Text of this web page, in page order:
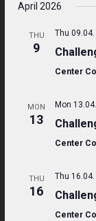
date.
April 2026
THU
9
Thu 09.04.
Center
MON
13
Mon
Center
THU
16
Thu 16.04.
Center